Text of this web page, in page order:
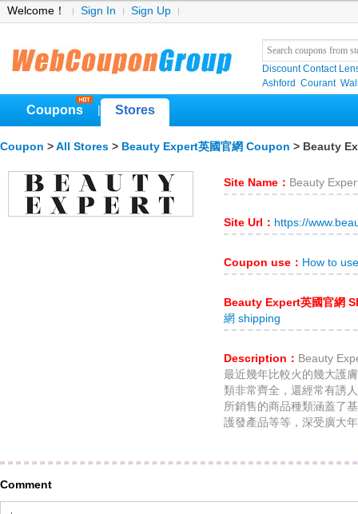
Welcome！ Sign In Sign Up
Discount Contact
Ashford Courant
Coupons Stores
Coupon > All Stores > Beauty Expert英國官網 Coupon > Beauty
Site Name： Beauty
Site Url： https://
Coupon use： How to
Beauty Expert英國官網
網 shipping
Description： Beauty
最近幾年比較火的幾大護
類非常齊全，還經常有誘
所銷售的商品種類涵蓋了
護發產品等等，深受廣大
Comment